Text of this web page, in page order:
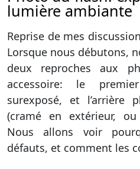
lumière ambiante
Reprise de mes
Lorsque nous débutons,
deux reproches aux
accessoire: le
surexposé, et l’arrière
(cramé en extérieur,
Nous allons voir
défauts, et comment les